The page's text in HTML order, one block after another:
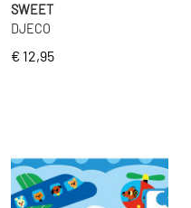
SWEET
DJECO
€ 12,95